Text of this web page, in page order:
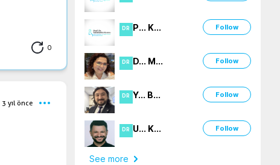
0
3 yıl önce
DR P... K... Follow
DR D... M... Follow
DR Y... B... Follow
DR U... K... Follow
See more